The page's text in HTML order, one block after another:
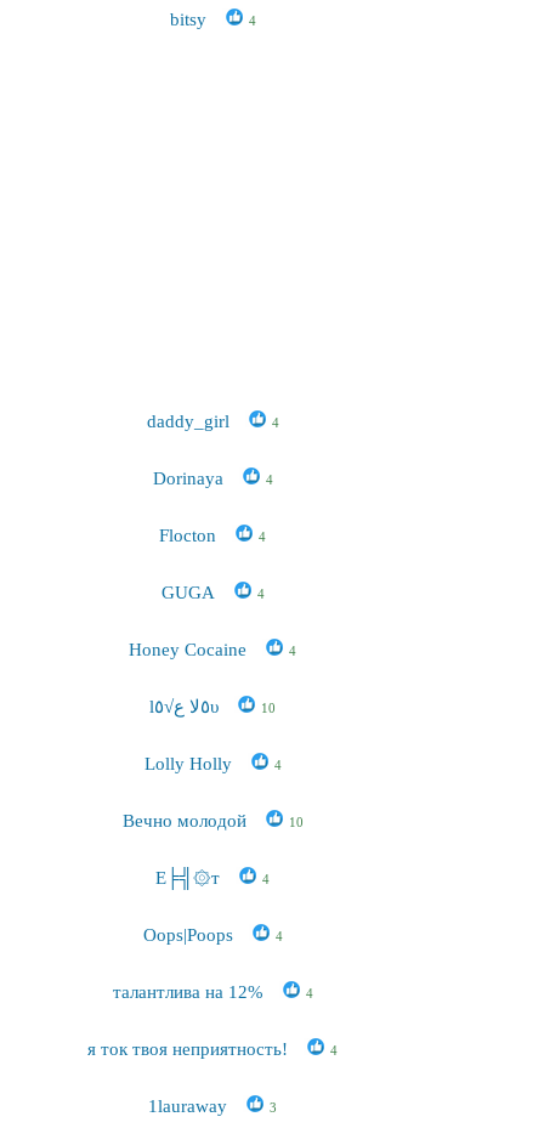
bitsy 4
daddy_girl 4
Dorinaya 4
Flocton 4
GUGA 4
Honey Cocaine 4
l٥ﻻ ﻉ√٥υ 10
Lolly Holly 4
Вечно молодой 10
Е╞╣۞т 4
Оops|Poops 4
талантлива на 12% 4
я ток твоя неприятность! 4
1lauraway 3